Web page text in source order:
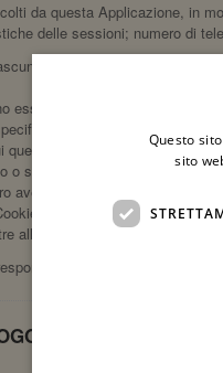
da questa Applicazione, in
delle sessioni; numero di
tipologia di Dati
essere liberamente forniti
tutti i Dati richiesti da
questa Applicazione indichi
o sulla sua operatività.
avere dubbi su quali Dati siano
- o di altri strumenti di
alle ulteriori finalità descritte nel
dei Dati Personali
DEL
Questo
sito